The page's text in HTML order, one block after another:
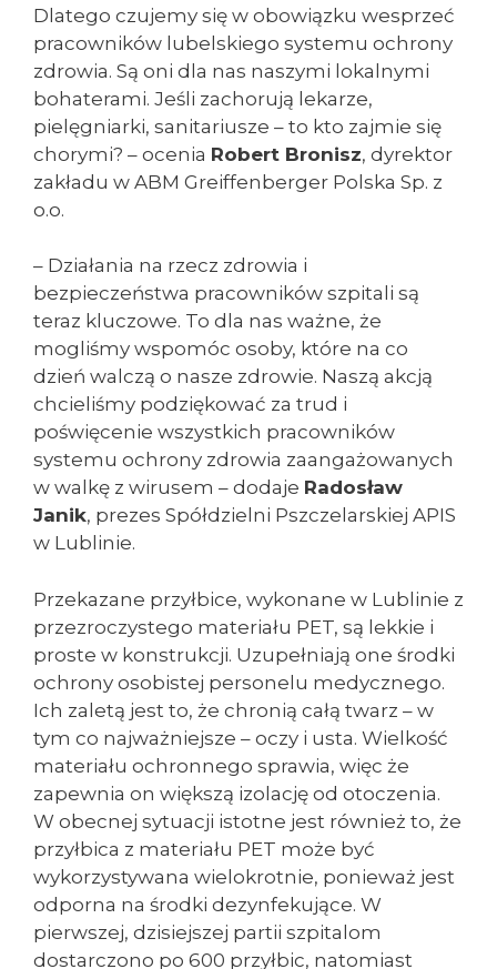
Dlatego czujemy się w obowiązku wesprzeć
pracowników lubelskiego systemu ochrony
zdrowia. Są oni dla nas naszymi lokalnymi
bohaterami. Jeśli zachorują lekarze,
pielęgniarki, sanitariusze – to kto zajmie się
chorymi? – ocenia Robert Bronisz, dyrektor
zakładu w ABM Greiffenberger Polska Sp. z
o.o.
– Działania na rzecz zdrowia i
bezpieczeństwa pracowników szpitali są
teraz kluczowe. To dla nas ważne, że
mogliśmy wspomóc osoby, które na co
dzień walczą o nasze zdrowie. Naszą akcją
chcieliśmy podziękować za trud i
poświęcenie wszystkich pracowników
systemu ochrony zdrowia zaangażowanych
w walkę z wirusem – dodaje Radosław
Janik, prezes Spółdzielni Pszczelarskiej APIS
w Lublinie.
Przekazane przyłbice, wykonane w Lublinie z
przezroczystego materiału PET, są lekkie i
proste w konstrukcji. Uzupełniają one środki
ochrony osobistej personelu medycznego.
Ich zaletą jest to, że chronią całą twarz – w
tym co najważniejsze – oczy i usta. Wielkość
materiału ochronnego sprawia, więc że
zapewnia on większą izolację od otoczenia.
W obecnej sytuacji istotne jest również to, że
przyłbica z materiału PET może być
wykorzystywana wielokrotnie, ponieważ jest
odporna na środki dezynfekujące. W
pierwszej, dzisiejszej partii szpitalom
dostarczono po 600 przyłbic, natomiast